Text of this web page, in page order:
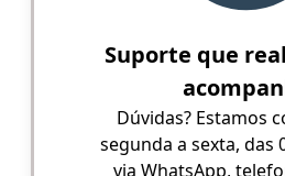
Suporte que
Dúvidas? Estamos
segunda a sexta, das
via WhatsApp,